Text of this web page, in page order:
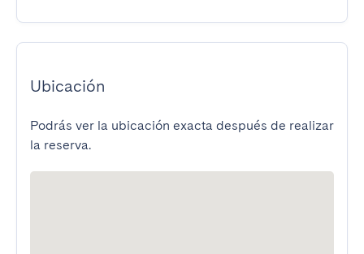
Ubicación
Podrás ver la ubicación exacta después de realizar
la reserva.